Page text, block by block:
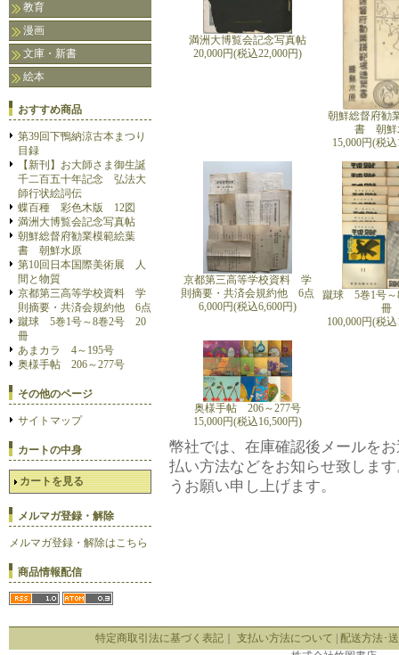
教育
漫画
文庫・新書
絵本
おすすめ商品
第39回下鴨納涼古本まつり
目録
【新刊】お大師さま御生誕
千二百五十年記念 弘法大
師行状絵詞伝
蝶百種 彩色木版 12図
満洲大博覧会記念写真帖
朝鮮総督府勧業模範絵葉
書 朝鮮水原
第10回日本国際美術展 人
間と物質
京都第三高等学校資料 学
則摘要・共済会規約他 6点
蹴球 5巻1号～8巻2号 20
冊
あまカラ 4～195号
奥様手帖 206～277号
その他のページ
サイトマップ
カートの中身
カートを見る
メルマガ登録・解除
メルマガ登録・解除はこちら
商品情報配信
満洲大博覧会記念写真帖
20,000円(税込22,000円)
朝鮮総督府勧
書 朝鮮
15,000円(税
京都第三高等学校資料 学
則摘要・共済会規約他 6点
6,000円(税込6,600円)
蹴球 5巻1号
冊
100,000円(税
奥様手帖 206～277号
15,000円(税込16,500円)
幣社では、在庫確認後メールを
払い方法などをお知らせ致しま
うお願い申し上げます。
特定商取引法に基づく表記 支払い方法について
配送方法･